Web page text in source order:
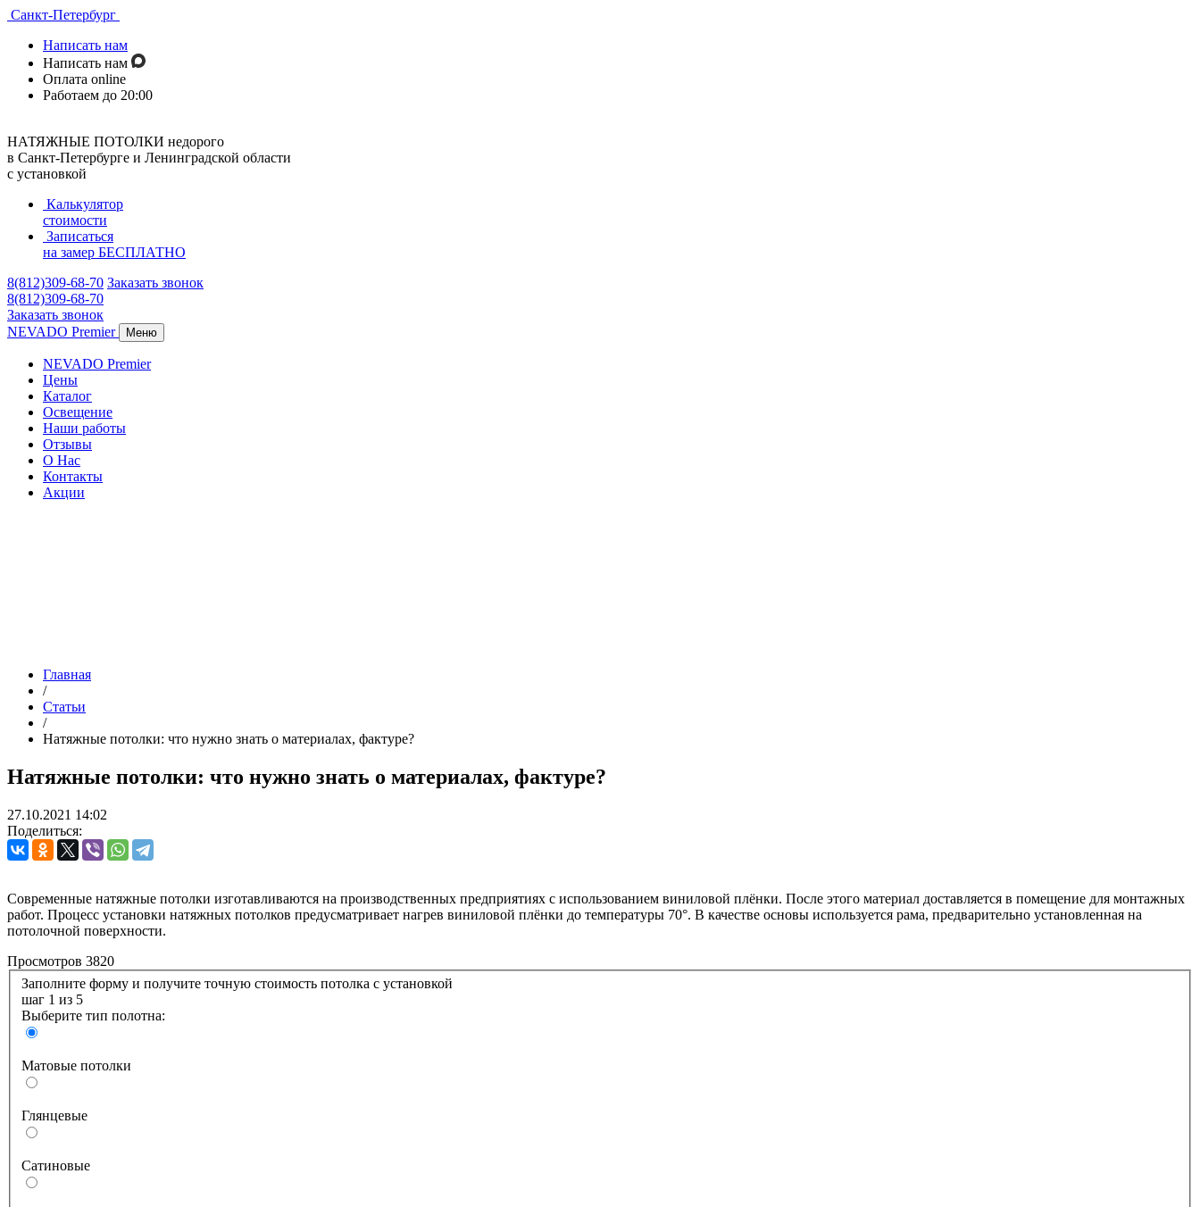
Санкт-Петербург
Написать нам
Написать нам
Оплата online
Работаем до 20:00
НАТЯЖНЫЕ ПОТОЛКИ недорого
в Санкт-Петербурге и Ленинградской области
с установкой
Калькулятор
стоимости
Записаться
на замер БЕСПЛАТНО
8(812)309-68-70 Заказать звонок
8(812)309-68-70
Заказать звонок
NEVADO Premier
Меню
NEVADO Premier
Цены
Каталог
Освещение
Наши работы
Отзывы
О Нас
Контакты
Акции
Главная
/
Статьи
/
Натяжные потолки: что нужно знать о материалах, фактуре?
Натяжные потолки: что нужно знать о материалах, фактуре?
27.10.2021 14:02
Поделиться:
Современные натяжные потолки изготавливаются на производственных предприятиях с использованием виниловой плёнки. После этого материал доставляется в помещение для монтажных
работ. Процесс установки натяжных потолков предусматривает нагрев виниловой плёнки до температуры 70°. В качестве основы используется рама, предварительно установленная на
потолочной поверхности.
Просмотров 3820
Заполните форму и получите точную стоимость потолка с установкой
шаг 1 из 5
Выберите тип полотна:
Матовые потолки
Глянцевые
Сатиновые